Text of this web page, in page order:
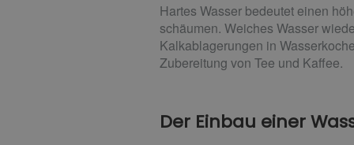
Hartes Wasser bedeutet einen
schäumen. Weiches Wasser
Kalkablagerungen in
Zubereitung von Tee und Kaffee.
Der Einbau einer